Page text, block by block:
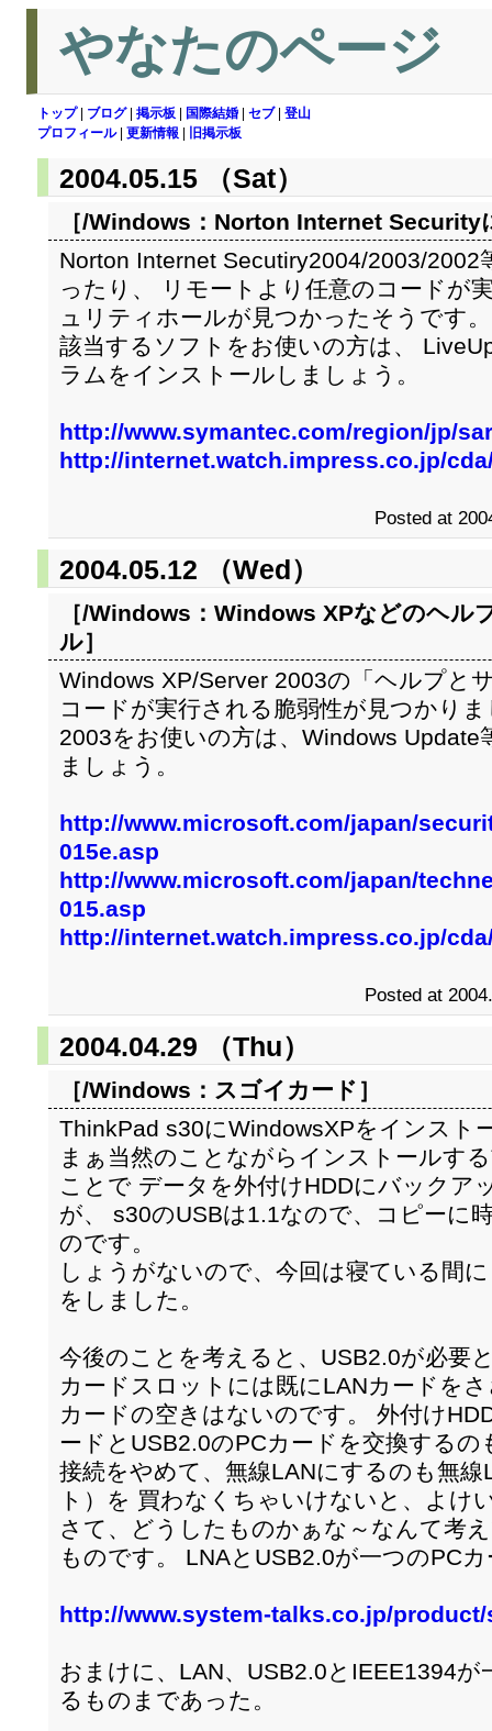
やなたのページ
トップ| ブログ| 掲示板 国際結婚 セブ| 登山
プロフィール| 更新情報 旧掲示板
2004.05.15 （Sat）
［/Windows： Norton Internet Security
Norton Internet Secutiry2004/2003/
ったり、 リモートより任意のコードが
ュリティホールが見つかったそうです
該当するソフトをお使いの方は、
ラムをインストールしましょう。
http://www.symantec.com/region/jp/
http://internet.watch.impress.co.jp/
Posted at
2004.05.12 （Wed）
［/Windows： Windows XPなどのヘル
ル］
Windows XP/Server 2003の「ヘルプと
コードが実行される脆弱性が見つかり
2003をお使いの方は、Windows
ましょう。
http://www.microsoft.com/japan/
015e.asp
http://www.microsoft.com/japan/
015.asp
http://internet.watch.impress.co.jp/
Posted at
2004.04.29 （Thu）
［/Windows： スゴイカード ］
ThinkPad s30にWindowsXPをインスト
まぁ当然のことながらインストールす
ことで データを外付けHDDにバックア
が、 s30のUSBは1.1なので、コピーに
のです。
しょうがないので、今回は寝ている間
をしました。
今後のことを考えると、USB2.0が必要
カードスロットには既にLANカードを
カードの空きはないのです。 外付け
ードとUSB2.0のPCカードを交換する
接続をやめて、無線LANにするのも無
ト）を 買わなくちゃいけないと、よけ
さて、どうしたものかぁな～なんて考
ものです。 LNAとUSB2.0が一つのPC
http://www.system-talks.co.jp/
おまけに、LAN、USB2.0とIEEE1394
るものまであった。